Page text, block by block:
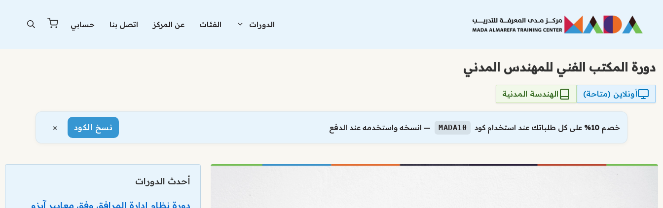
المحتوى
الدورات الفئات عن المركز اتصل بنا حسابي
دورة المكتب الفني للمهندس المدني
أونلاين (متاحة) الهندسة المدنية
خصم 10% على كل طلباتك عند استخدام كود MADA10 — انسخه واستخدمه عند الدفع نسخ الكود ×
أحدث الدورات
دورة نظام إدارة المرافق وفق معايير آيزو